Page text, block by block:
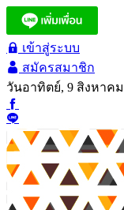
เข้าสู่ระบบ
สมัครสมาชิก
วันอาทิตย์, 9 สิงหาคม